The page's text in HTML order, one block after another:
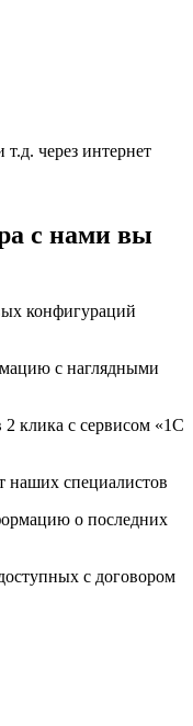
через интернет
с нами вы
конфигураций
с наглядными
2 клика с сервисом «1С
наших специалистов
о последних
с договором